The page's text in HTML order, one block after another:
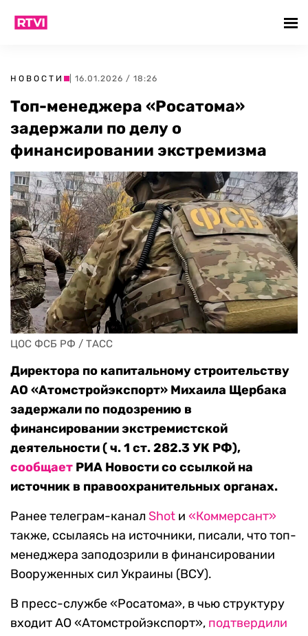
НОВОСТИ | 16.01.2026 / 18:26
Топ-менеджера «Росатома»
задержали по делу о
финансировании экстремизма
ЦОС ФСБ РФ / ТАСС
Директора по капитальному строительству
АО «Атомстройэкспорт» Михаила Щербака
задержали по подозрению в
финансировании экстремистской
деятельности ( ч. 1 ст. 282.3 УК РФ),
сообщает РИА Новости со ссылкой на
источник в правоохранительных органах.
Ранее телеграм-канал Shot и «Коммерсант»
также, ссылаясь на источники, писали, что топ-
менеджера заподозрили в финансировании
Вооруженных сил Украины (ВСУ).
В пресс-службе «Росатома», в чью структуру
входит АО «Атомстройэкспорт», подтвердили